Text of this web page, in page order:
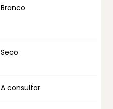
Branco
Seco
A consultar